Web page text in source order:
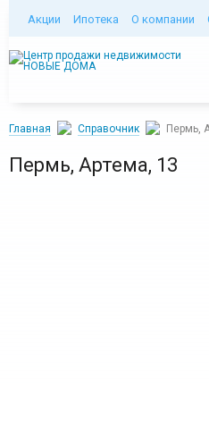
Акции Ипотека О компании
Главная Справочник Пермь,
Пермь, Артема, 13